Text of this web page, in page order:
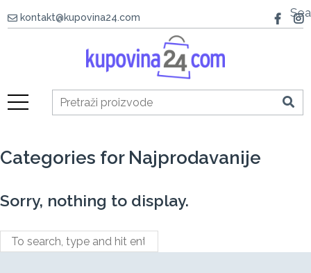
kontakt@kupovina24.com
Categories for Najprodavanije
Sorry, nothing to display.